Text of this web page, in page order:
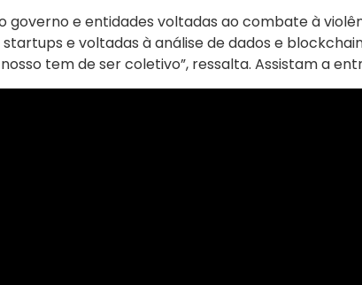
e entidades voltadas ao combate à
startups e voltadas à análise de dados e
tem de ser coletivo”, ressalta. Assistam a